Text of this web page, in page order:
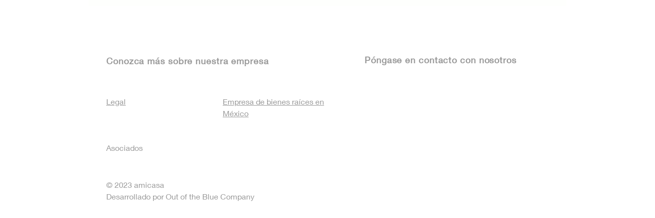
Conozca más sobre nuestra empresa Póngase en contacto con nosotros
Legal
Empresa de bienes raíces en
México
Asociados
© 2023 amicasa
Desarrollado por Out of the Blue Company